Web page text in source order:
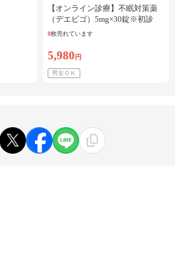
【オンライン診療】不眠対策薬
（デエビゴ）5mg×30錠※初診
料・送料込
8枚売れています
5,980 円
男女ＯＫ